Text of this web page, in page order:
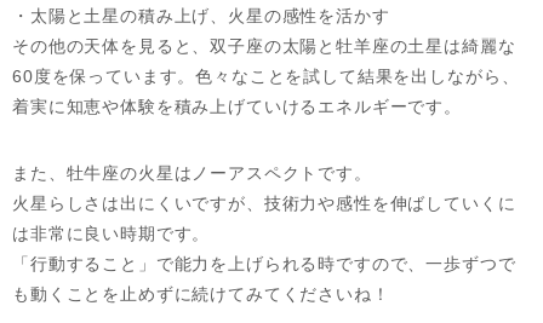
・太陽と土星の積み上げ、火星の感性を活かす
その他の天体を見ると、双子座の太陽と牡羊座の土星は綺麗な
60度を保っています。色々なことを試して結果を出しながら、
着実に知恵や体験を積み上げていけるエネルギーです。
また、牡牛座の火星はノーアスペクトです。
火星らしさは出にくいですが、技術力や感性を伸ばしていくに
は非常に良い時期です。
「行動すること」で能力を上げられる時ですので、一歩ずつで
も動くことを止めずに続けてみてくださいね！